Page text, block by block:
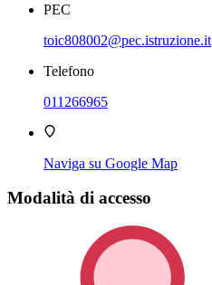
PEC
toic808002@pec.istruzione.it
Telefono
011266965
Naviga su Google Map
Modalità di accesso